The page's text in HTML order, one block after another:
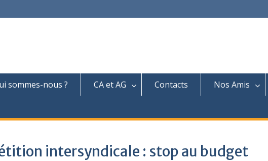
sommes-nous ? CA et AG Contacts Nos Amis
intersyndicale : stop au budget